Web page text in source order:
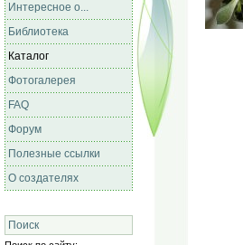
Интересное о...
Библиотека
Каталог
Фотогалерея
FAQ
Форум
Полезные ссылки
О создателях
Поиск